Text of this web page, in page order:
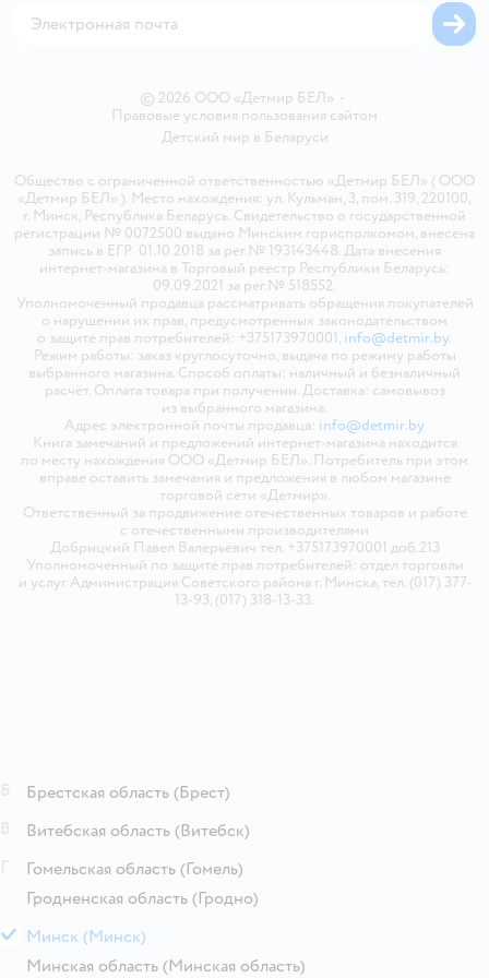
© 2026 ООО «Детмир БЕЛ» •
Правовые условия пользования сайтом
Детский мир в Беларуси
Общество с ограниченной ответственностью «Детмир БЕЛ» ( ООО
«Детмир БЕЛ» ). Место нахождения: ул. Кульман, 3, пом. 319, 220100,
г. Минск, Республика Беларусь. Свидетельство о государственной
регистрации № 0072500 выдано Минским горисполкомом, внесена
запись в ЕГР 01.10.2018 за рег.№ 193143448. Дата внесения
интернет-магазина в Торговый реестр Республики Беларусь:
09.09.2021 за рег.№ 518552.
Уполномоченный продавца рассматривать обращения покупателей
о нарушении их прав, предусмотренных законодательством
о защите прав потребителей: +375173970001, info@detmir.by.
Режим работы: заказ круглосуточно, выдача по режиму работы
выбранного магазина. Способ оплаты: наличный и безналичный
расчёт. Оплата товара при получении. Доставка: самовывоз
из выбранного магазина.
Адрес электронной почты продавца: info@detmir.by
Книга замечаний и предложений интернет-магазина находится
по месту нахождения ООО «Детмир БЕЛ». Потребитель при этом
вправе оставить замечания и предложения в любом магазине
торговой сети «Детмир».
Ответственный за продвижение отечественных товаров и работе
с отечественными производителями
Добрицкий Павел Валерьевич тел. +375173970001 доб.213
Уполномоченный по защите прав потребителей: отдел торговли
и услуг Администрация Советского района г. Минска, тел. (017) 377-
13-93, (017) 318-13-33.
Брестская область (Брест)
Витебская область (Витебск)
Гомельская область (Гомель)
Гродненская область (Гродно)
М Минск (Минск)
Минская область (Минская область)